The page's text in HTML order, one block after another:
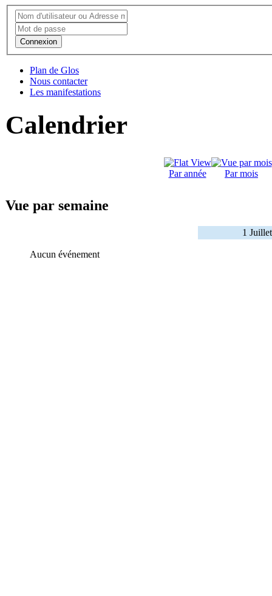
Connexion
Plan de Glos
Nous contacter
Les manifestations
Calendrier
Par année Par mois
Vue par semaine
1
Aucun événement